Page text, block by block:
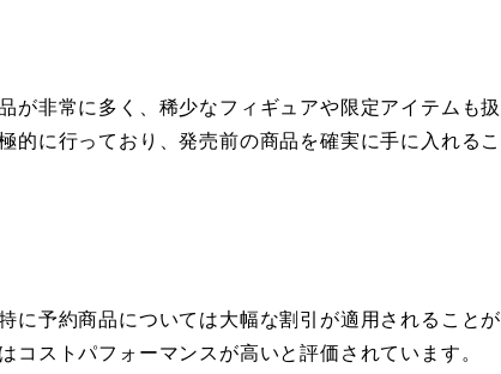
が非常に多く、稀少なフィギュアや限定アイテムも扱
的に行っており、発売前の商品を確実に手に入れるこ
に予約商品については大幅な割引が適用されることが
コストパフォーマンスが高いと評価されています。